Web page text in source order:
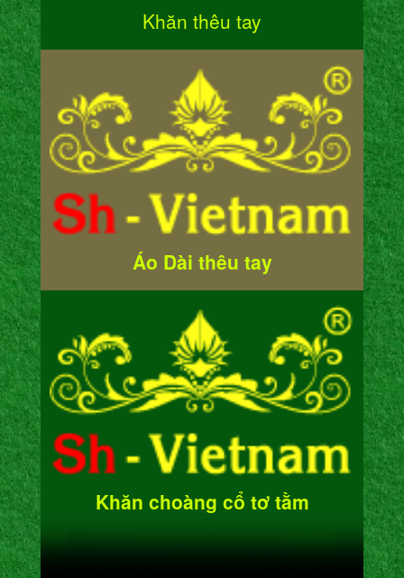
Khăn thêu tay
Áo Dài thêu tay
Khăn choàng cổ tơ tằm